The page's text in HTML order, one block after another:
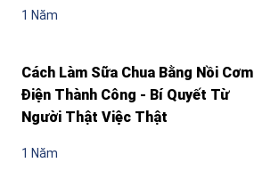
1 Năm
Cách Làm Sữa Chua Bằng Nồi Cơm
Điện Thành Công - Bí Quyết Từ
Người Thật Việc Thật
1 Năm